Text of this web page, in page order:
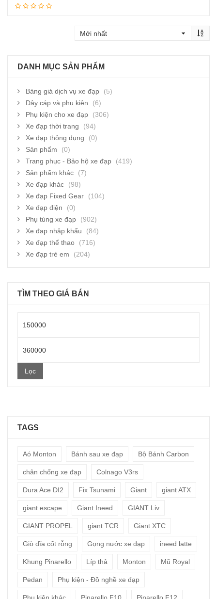
DANH MỤC SẢN PHẨM
Bảng giá dịch vụ xe đạp
(5)
Dây cáp và phụ kiện
(6)
Phụ kiện cho xe đạp
(306)
Xe đạp thời trang
(94)
Xe đạp thông dụng
(0)
Sản phẩm
(0)
Trang phục - Bảo hộ xe đạp
(419)
Sản phẩm khác
(7)
Xe đạp khác
(98)
Xe đạp Fixed Gear
(104)
Xe đạp điện
(0)
Phụ tùng xe đạp
(902)
Xe đạp nhập khẩu
(84)
Xe đạp thể thao
(716)
Xe đạp trẻ em
(204)
TÌM THEO GIÁ BÁN
nhất
cao
nhất
Lọc
TAGS
Aó Monton Bánh sau xe đạp Bộ Bánh Carbon
chân chống xe đạp Colnago V3rs
Dura Ace DI2 Fix Tsunami Giant giant ATX
giant escape Giant Ineed GIANT Liv
GIANT PROPEL giant TCR Giant XTC
Giò đĩa cốt rỗng Gọng nước xe đạp ineed latte
Khung Pinarello Líp thả Monton Mũ Royal
Pedan Phụ kiện - Đồ nghề xe đạp